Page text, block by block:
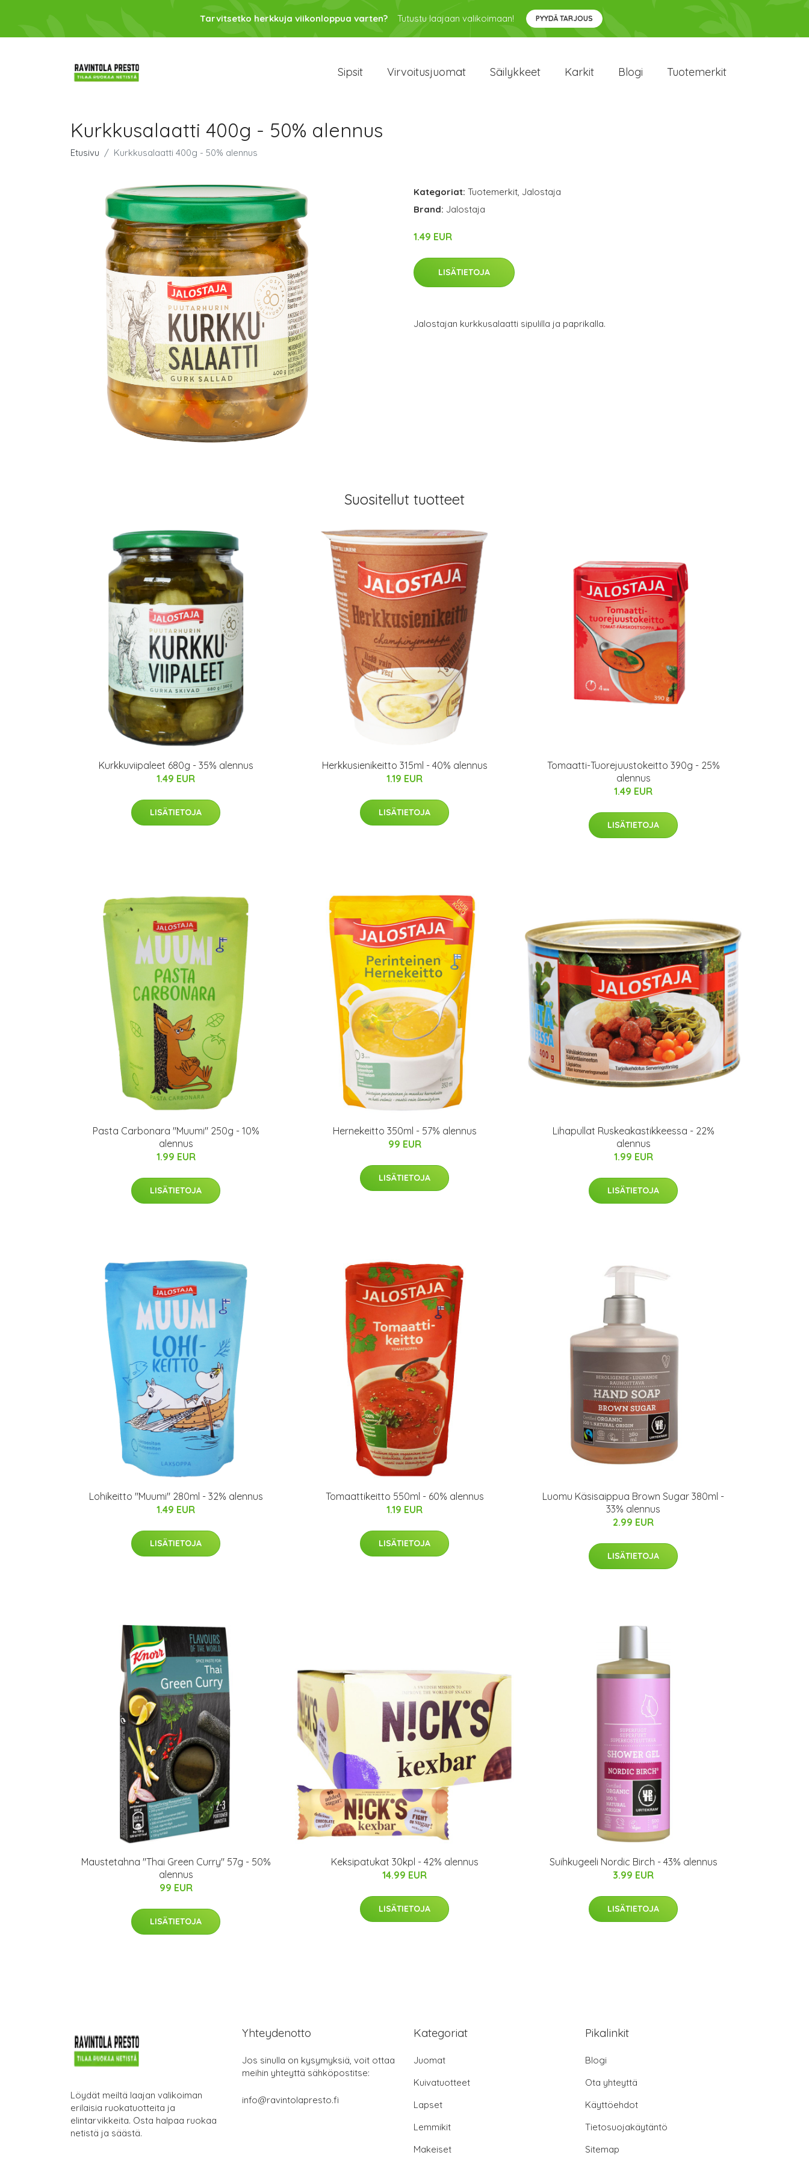
Tarvitsetko herkkuja viikonloppua varten? Tutustu laajaan valikoimaan! PYYDÄ TARJOUS
Sipsit Virvoitusjuomat Säilykkeet Karkit Blogi Tuotemerkit
Kurkkusalaatti 400g - 50% alennus
Etusivu Kurkkusalaatti 400g - 50% alennus
Kategoriat: Tuotemerkit, Jalostaja
Brand: Jalostaja
1.49 EUR
LISÄTIETOJA
Jalostajan kurkkusalaatti sipulilla ja paprikalla.
Suositellut tuotteet
Kurkkuviipaleet 680g - 35% alennus
1.49 EUR
LISÄTIETOJA
Herkkusienikeitto 315ml - 40% alennus
1.19 EUR
LISÄTIETOJA
Tomaatti-Tuorejuustokeitto 390g - 25%
alennus
1.49 EUR
LISÄTIETOJA
Pasta Carbonara "Muumi" 250g - 10%
alennus
1.99 EUR
LISÄTIETOJA
Hernekeitto 350ml - 57% alennus
99 EUR
LISÄTIETOJA
Lihapullat Ruskeakastikkeessa - 22%
alennus
1.99 EUR
LISÄTIETOJA
Lohikeitto "Muumi" 280ml - 32% alennus
1.49 EUR
LISÄTIETOJA
Tomaattikeitto 550ml - 60% alennus
1.19 EUR
LISÄTIETOJA
Luomu Käsisaippua Brown Sugar 380ml -
33% alennus
2.99 EUR
LISÄTIETOJA
Maustetahna "Thai Green Curry" 57g - 50%
alennus
99 EUR
LISÄTIETOJA
Keksipatukat 30kpl - 42% alennus
14.99 EUR
LISÄTIETOJA
Suihkugeeli Nordic Birch - 43% alennus
3.99 EUR
LISÄTIETOJA
Löydät meiltä laajan valikoiman
erilaisia ruokatuotteita ja
elintarvikkeita. Osta halpaa ruokaa
netistä ja säästä.
Yhteydenotto
Jos sinulla on kysymyksiä, voit ottaa
meihin yhteyttä sähköpostitse:
info@ravintolapresto.fi
Kategoriat
Juomat
Kuivatuotteet
Lapset
Lemmikit
Makeiset
Pikalinkit
Blogi
Ota yhteyttä
Käyttöehdot
Tietosuojakäytäntö
Sitemap